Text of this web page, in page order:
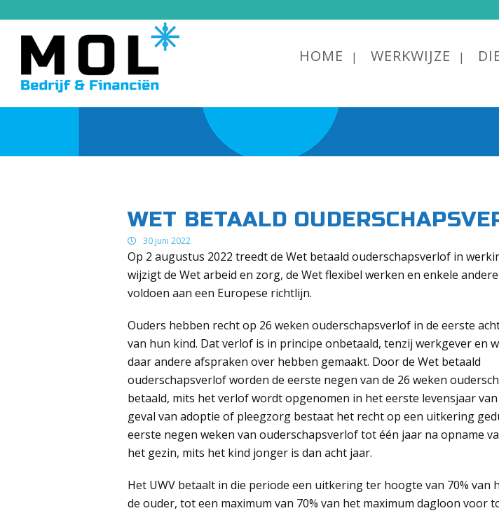
HOME WERKWIJZE
WET BETAALD
30 juni 2022
Op 2 augustus 2022 treedt de Wet betaald ouderschapsverlof in
wijzigt de Wet arbeid en zorg, de Wet flexibel werken en enkele
voldoen aan een Europese richtlijn.
Ouders hebben recht op 26 weken ouderschapsverlof in de eerste
van hun kind. Dat verlof is in principe onbetaald, tenzij werkgever en
daar andere afspraken over hebben gemaakt. Door de Wet betaald
ouderschapsverlof worden de eerste negen van de 26 weken
betaald, mits het verlof wordt opgenomen in het eerste levensjaar
geval van adoptie of pleegzorg bestaat het recht op een uitkering
eerste negen weken van ouderschapsverlof tot één jaar na opname
het gezin, mits het kind jonger is dan acht jaar.
Het UWV betaalt in die periode een uitkering ter hoogte van 70% van
de ouder, tot een maximum van 70% van het maximum dagloon voor